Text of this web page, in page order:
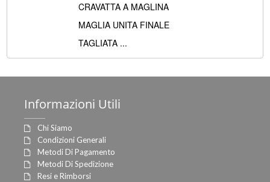
CRAVATTA A MAGLINA
MAGLIA UNITA FINALE
TAGLIATA ...
Informazioni Utili
Chi Siamo
Condizioni Generali
Metodi Di Pagamento
Metodi Di Spedizione
Resi e Rimborsi